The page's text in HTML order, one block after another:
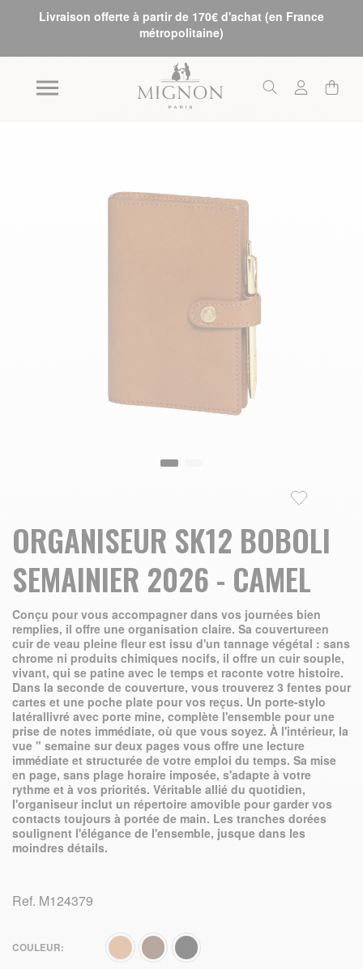
Livraison offerte à partir de 170€ d'achat (en France
métropolitaine)
ORGANISEUR SK12 BOBOLI
SEMAINIER 2026 - CAMEL
Conçu pour vous accompagner dans vos journées bien
remplies, il offre une organisation claire. Sa couvertureen
cuir de veau pleine fleur est issu d'un tannage végétal : sans
chrome ni produits chimiques nocifs, il offre un cuir souple,
vivant, qui se patine avec le temps et raconte votre histoire.
Dans la seconde de couverture, vous trouverez 3 fentes pour
cartes et une poche plate pour vos reçus. Un porte-stylo
latérallivré avec porte mine, complète l'ensemble pour une
prise de notes immédiate, où que vous soyez. À l'intérieur, la
vue " semaine sur deux pages vous offre une lecture
immédiate et structurée de votre emploi du temps. Sa mise
en page, sans plage horaire imposée, s'adapte à votre
rythme et à vos priorités. Véritable allié du quotidien,
l'organiseur inclut un répertoire amovible pour garder vos
contacts toujours à portée de main. Les tranches dorées
soulignent l'élégance de l'ensemble, jusque dans les
moindres détails.
Ref. M124379
COULEUR